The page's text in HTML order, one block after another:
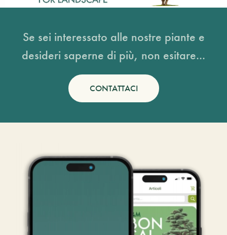
Se sei interessato alle nostre piante e
desideri saperne di più, non esitare...
CONTATTACI